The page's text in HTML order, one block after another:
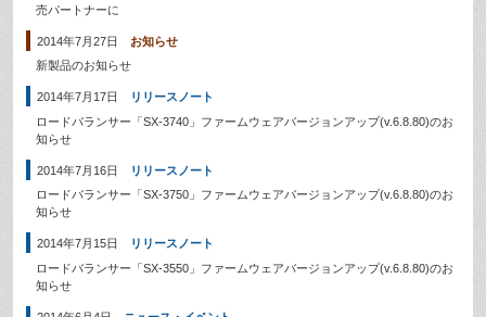
売パートナーに
2014年7月27日
お知らせ
新製品のお知らせ
2014年7月17日
リリースノート
ロードバランサー「SX-3740」ファームウェアバージョンアップ(v.6.8.80)のお
知らせ
2014年7月16日
リリースノート
ロードバランサー「SX-3750」ファームウェアバージョンアップ(v.6.8.80)のお
知らせ
2014年7月15日
リリースノート
ロードバランサー「SX-3550」ファームウェアバージョンアップ(v.6.8.80)のお
知らせ